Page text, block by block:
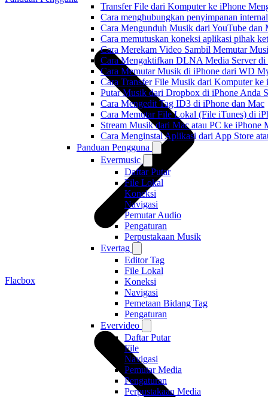
Transfer File dari Komputer ke iPhone
Cara menghubungkan penyimpanan
Cara Mengunduh Musik dari YouTube
Cara memutuskan koneksi aplikasi pihak
Cara Merekam Video Sambil Memutar
Cara Mengaktifkan DLNA Media Server
Cara Memutar Musik di iPhone dari WD
Cara Transfer File Musik dari Komputer
Putar Musik dari Dropbox di iPhone Anda
Cara Mengedit Tag ID3 di iPhone dan Mac
Cara Memutar File Lokal (File iTunes) di
Stream Musik dari Mac atau PC ke iPhone
Cara Menginstal Aplikasi dari App Store
Panduan Pengguna
Evermusic
Daftar Putar
File Lokal
Koneksi
Navigasi
Pemutar Audio
Pengaturan
Perpustakaan Musik
Evertag
Editor Tag
File Lokal
Koneksi
Navigasi
Pemetaan Bidang Tag
Pengaturan
Evervideo
Daftar Putar
File
Navigasi
Pemutar Media
Pengaturan
Perpustakaan Media
Flacbox